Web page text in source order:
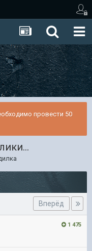
провести 50
Вперёд
1 475